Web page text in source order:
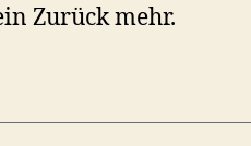
Zurück mehr.